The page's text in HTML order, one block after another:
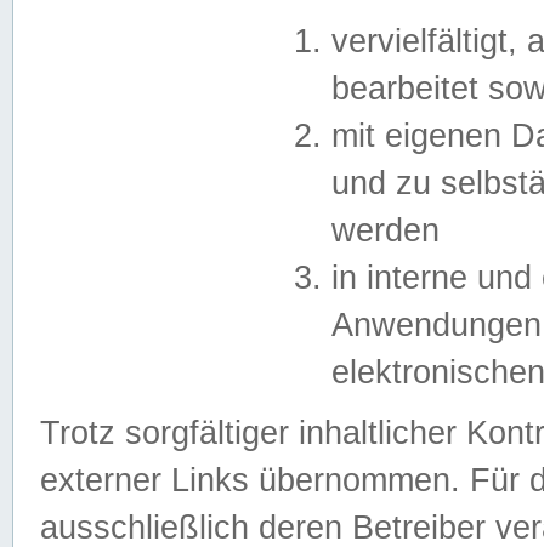
vervielfältigt,
bearbeitet
mit eigenen
und zu
werden
in interne
Trotz sorgfältiger inhaltlicher
externer Links übernommen. Für
ausschließlich deren Betreiber